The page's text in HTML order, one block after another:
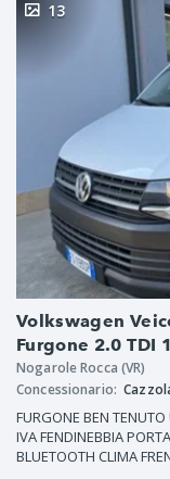
Volkswagen
Furgone 2.0 TDI
Business usato
13
Nogarole Rocca (VR)
Concessionario:
FURGONE BEN
IVA FENDINEBBIA
BLUETOOTH CLIMA